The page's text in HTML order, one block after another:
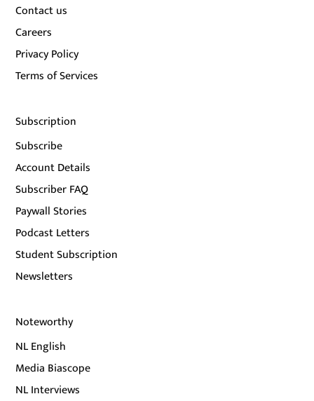
Contact us
Careers
Privacy Policy
Terms of Services
Subscription
Subscribe
Account Details
Subscriber FAQ
Paywall Stories
Podcast Letters
Student Subscription
Newsletters
Noteworthy
NL English
Media Biascope
NL Interviews